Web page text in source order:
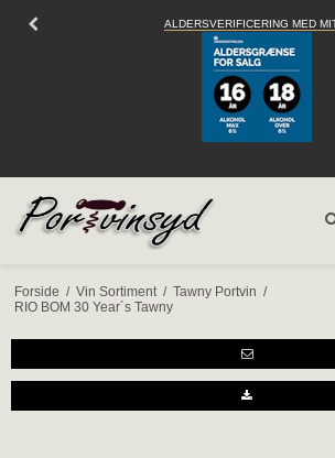
MED MITID
Forside / Vin Sortiment / Tawny Portvin /
RIO BOM 30 Year´s Tawny